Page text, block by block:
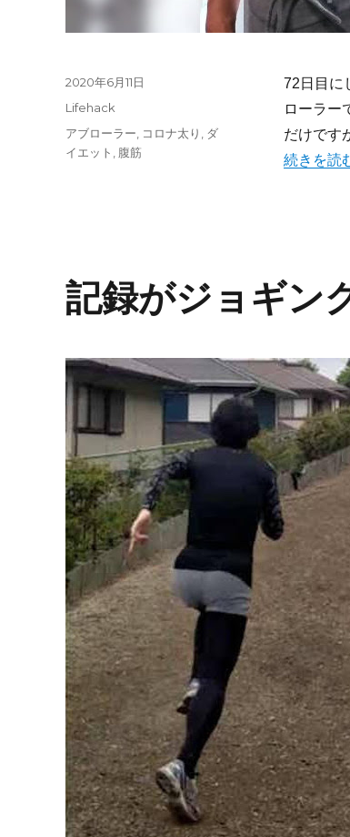
72日目に
ローラー
だけです
“どうせな
続きを読
投
稿
2020年6月11日
カ
ゴ
Lifehack
タ
グ
アブローラー コロナ太り
ダ
イエット
腹筋
記録がジョギン